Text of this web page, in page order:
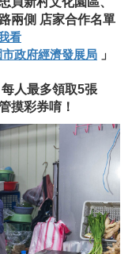
兩側 店家合作名單
看
政府經濟發展局 」
人最多領取5張
摸彩券唷！